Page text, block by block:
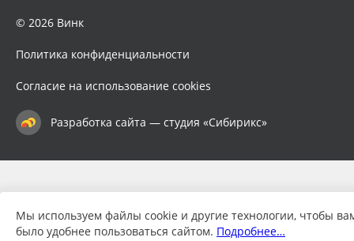
© 2026 Винк
Политика конфиденциальности
Согласие на использование cookies
Разработка сайта — студия «Сибирикс»
Мы используем файлы cookie и другие технологии, чтобы
было удобнее пользоваться сайтом. Подробнее…